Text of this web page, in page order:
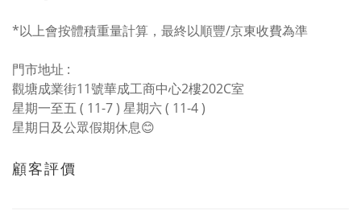
*以上會按體積重量計算，最終以順豐/京東收費為準
門市地址 :
觀塘成業街11號華成工商中心2樓202C室
星期一至五 ( 11-7 ) 星期六 ( 11-4 )
星期日及公眾假期休息😊
顧客評價